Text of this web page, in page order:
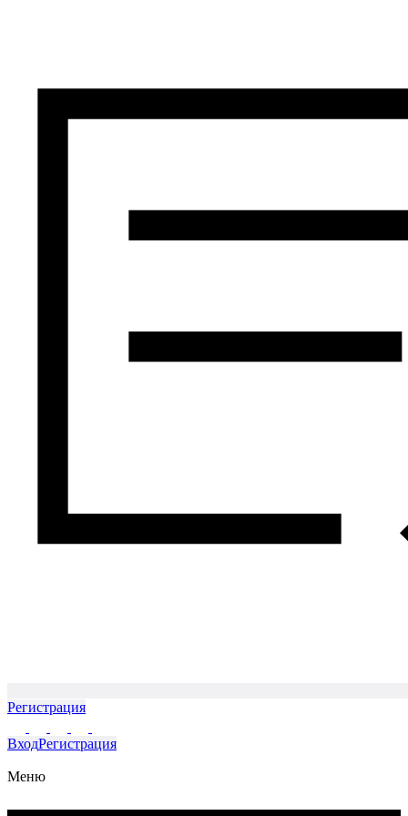
Регистрация
ВходРегистрация
Меню